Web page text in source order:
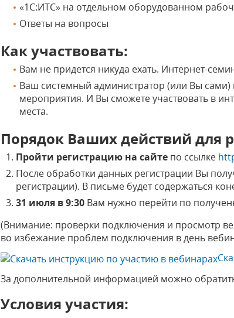
«1С:ИТС» на отдельном оборудованном
Ответы на вопросы
Как участвовать:
Вам не придется никуда ехать. Интернет-
Ваш системный администратор (или Вы
мероприятия. И Вы сможете участвовать в
места.
Порядок Ваших действий для
Пройти регистрацию на сайте по ссылке
После обработки данных регистрации Вы
регистрации). В письме будет содержаться
31 июля в 9:30 Вам нужно перейти по
(Внимание: проверки подключения и просмотр
во избежание проблем подключения в день
За дополнительной информацией можно
Условия участия: